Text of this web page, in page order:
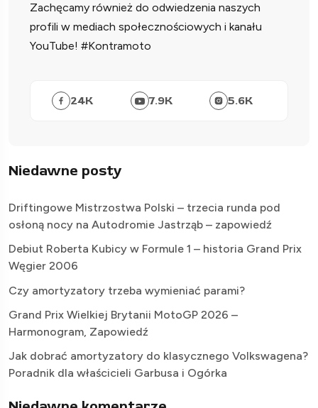
Zachęcamy również do odwiedzenia naszych
profili w mediach społecznościowych i kanału
YouTube! #Kontramoto
24K 7.9K 5.6K
Niedawne posty
Driftingowe Mistrzostwa Polski – trzecia runda pod
osłoną nocy na Autodromie Jastrząb – zapowiedź
Debiut Roberta Kubicy w Formule 1 – historia Grand Prix
Węgier 2006
Czy amortyzatory trzeba wymieniać parami?
Grand Prix Wielkiej Brytanii MotoGP 2026 –
Harmonogram, Zapowiedź
Jak dobrać amortyzatory do klasycznego Volkswagena?
Poradnik dla właścicieli Garbusa i Ogórka